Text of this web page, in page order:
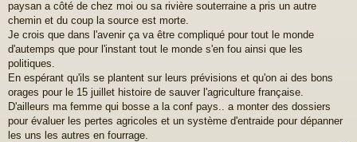
paysan a côté de chez moi ou sa rivière souterraine a pris un autre
chemin et du coup la source est morte.
Je crois que dans l'avenir ça va être compliqué pour tout le monde
d'autemps que pour l'instant tout le monde s'en fou ainsi que les
politiques.
En espérant qu'ils se plantent sur leurs prévisions et qu'on ai des bons
orages pour le 15 juillet histoire de sauver l'agriculture française.
D'ailleurs ma femme qui bosse a la conf pays.. a monter des dossiers
pour évaluer les pertes agricoles et un système d'entraide pour dépanner
les uns les autres en fourrage.